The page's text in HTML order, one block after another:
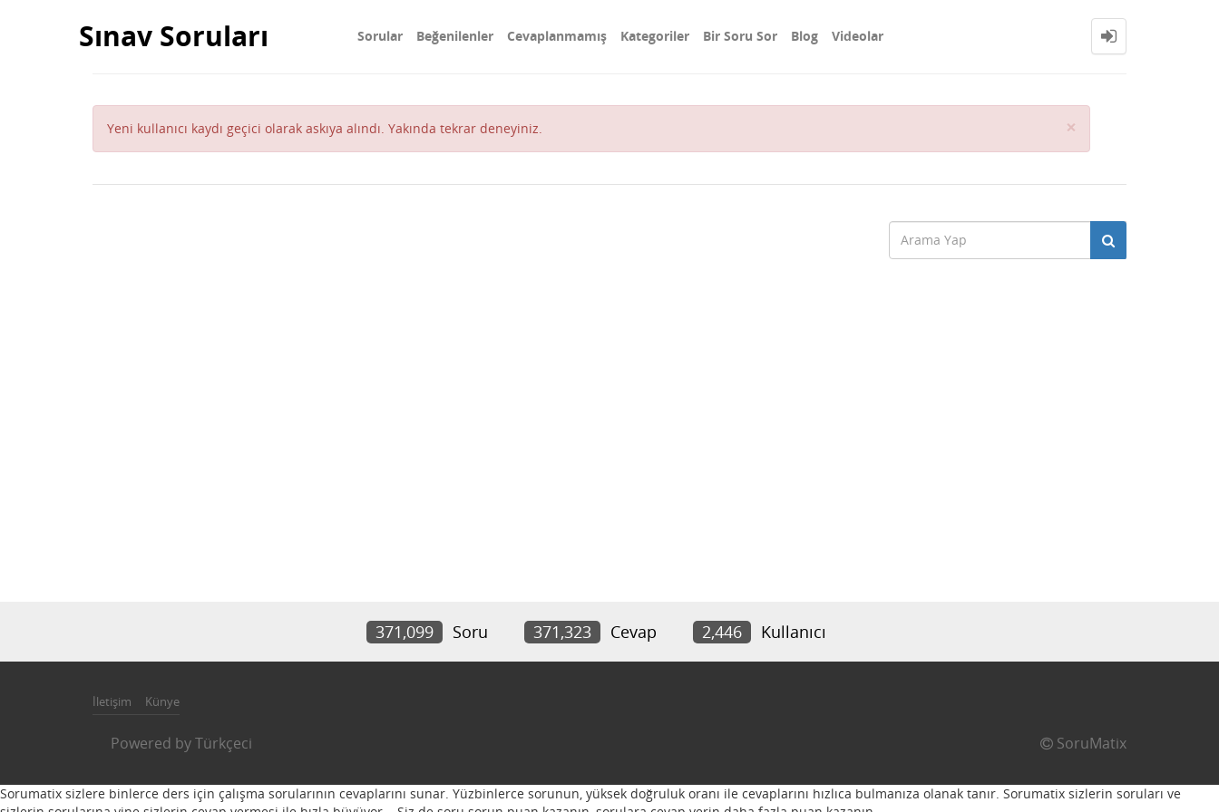
Sınav Soruları Sorular Beğenilenler Cevaplanmamış Kategoriler Bir Soru Sor Blog Videolar
Yeni kullanıcı kaydı geçici olarak askıya alındı. Yakında tekrar deneyiniz. ×
371,099 Soru 371,323 Cevap 2,446 Kullanıcı
İletişim Künye
Powered byTürkçeci SoruMatix
Sorumatix sizlere binlerce ders için çalışma sorularının cevaplarını sunar. Yüzbinlerce sorunun, yüksek doğruluk oranı ile cevaplarını hızlıca bulmanıza olanak tanır. Sorumatix sizlerin soruları ve